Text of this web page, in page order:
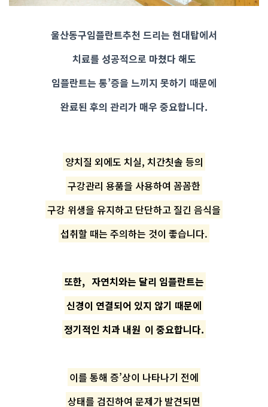
울산동구임플란트추천 드리는 현대탑에서
치료를 성공적으로 마쳤다 해도
임플란트는 통’증을 느끼지 못하기 때문에
완료된 후의 관리가 매우 중요합니다.
양치질 외에도 치실, 치간칫솔 등의
구강관리 용품을 사용하여 꼼꼼한
구강 위생을 유지하고 단단하고 질긴 음식을
섭취할 때는 주의하는 것이 좋습니다.
또한, 자연치와는 달리 임플란트는
신경이 연결되어 있지 않기 때문에
정기적인 치과 내원 이 중요합니다.
이를 통해 증’상이 나타나기 전에
상태를 검진하여 문제가 발견되면